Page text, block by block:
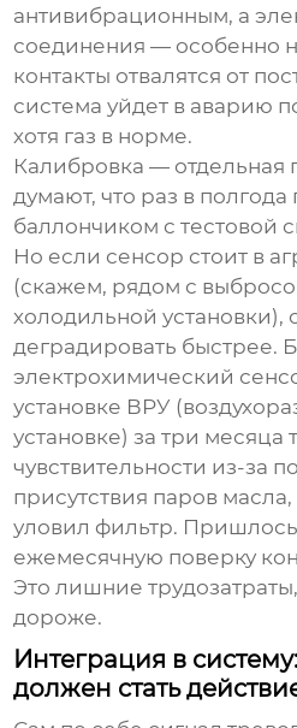
антивибрационным, а
соединения — особенно
контакты отвалятся от
система уйдет в аварию
хотя газ в норме.
Калибровка — отдельная
думают, что раз в
баллончиком с тестовой
Но если сенсор стоит в
(скажем, рядом с
холодильной установки),
деградировать быстрее.
электрохимический
установке ВРУ
установке) за три месяца
чувствительности из-за
присутствия паров
уловил фильтр. Пришлось
ежемесячную поверку
Это лишние
дороже.
Интеграция в
должен стать